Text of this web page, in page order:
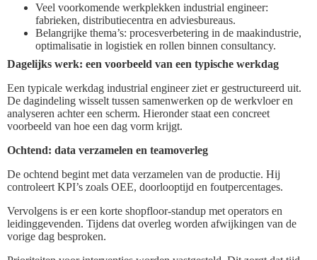
Veel voorkomende werkplekken industrial engineer:
fabrieken, distributiecentra en adviesbureaus.
Belangrijke thema’s: procesverbetering in de maakindustrie,
optimalisatie in logistiek en rollen binnen consultancy.
Dagelijks werk: een voorbeeld van een typische werkdag
Een typicale werkdag industrial engineer ziet er gestructureerd uit.
De dagindeling wisselt tussen samenwerken op de werkvloer en
analyseren achter een scherm. Hieronder staat een concreet
voorbeeld van hoe een dag vorm krijgt.
Ochtend: data verzamelen en teamoverleg
De ochtend begint met data verzamelen van de productie. Hij
controleert KPI’s zoals OEE, doorlooptijd en foutpercentages.
Vervolgens is er een korte shopfloor-standup met operators en
leidinggevenden. Tijdens dat overleg worden afwijkingen van de
vorige dag besproken.